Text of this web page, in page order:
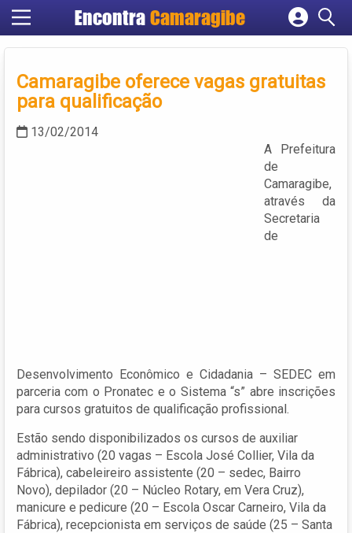
Encontra Camaragibe
Cadastrar empresa
Criar conta
Camaragibe oferece vagas gratuitas
para qualificação
13/02/2014
A Prefeitura
de
Camaragibe,
através da
Secretaria
de
Desenvolvimento Econômico e Cidadania – SEDEC em
parceria com o Pronatec e o Sistema “s” abre inscrições
para cursos gratuitos de qualificação profissional.
Estão sendo disponibilizados os cursos de auxiliar
administrativo (20 vagas – Escola José Collier, Vila da
Fábrica), cabeleireiro assistente (20 – sedec, Bairro
Novo), depilador (20 – Núcleo Rotary, em Vera Cruz),
manicure e pedicure (20 – Escola Oscar Carneiro, Vila da
Fábrica), recepcionista em serviços de saúde (25 – Santa